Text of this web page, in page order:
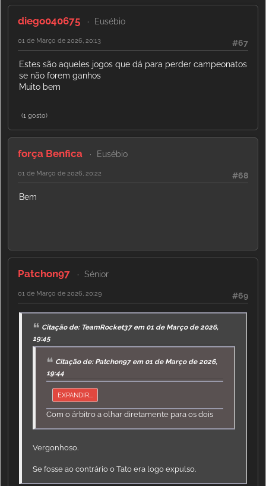
diego040675 Eusébio
#67
01 de Março de 2026, 20:13
Estes são aqueles jogos que dá para perder campeonatos
se não forem ganhos
Muito bem
(1 gosto)
força Benfica Eusébio
#68
01 de Março de 2026, 20:22
Bem
Patchon97 Sénior
#69
01 de Março de 2026, 20:29
Citação de: TeamRocket37 em 01 de Março de 2026,
19:45
Citação de: Patchon97 em 01 de Março de 2026,
19:44
EXPANDIR...
Com o árbitro a olhar diretamente para os dois
Vergonhoso.
Se fosse ao contrário o Tato era logo expulso.